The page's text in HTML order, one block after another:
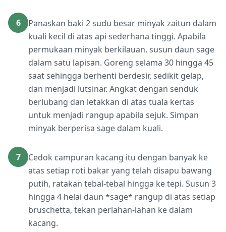
6
Panaskan baki 2 sudu besar minyak zaitun dalam
kuali kecil di atas api sederhana tinggi. Apabila
permukaan minyak berkilauan, susun daun sage
dalam satu lapisan. Goreng selama 30 hingga 45
saat sehingga berhenti berdesir, sedikit gelap,
dan menjadi lutsinar. Angkat dengan senduk
berlubang dan letakkan di atas tuala kertas
untuk menjadi rangup apabila sejuk. Simpan
minyak berperisa sage dalam kuali.
7
Cedok campuran kacang itu dengan banyak ke
atas setiap roti bakar yang telah disapu bawang
putih, ratakan tebal-tebal hingga ke tepi. Susun 3
hingga 4 helai daun *sage* rangup di atas setiap
bruschetta, tekan perlahan-lahan ke dalam
kacang.